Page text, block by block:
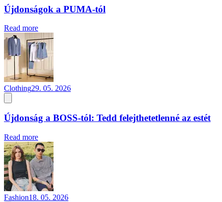
Újdonságok a PUMA-tól
Read more
Clothing29. 05. 2026
Újdonság a BOSS-tól: Tedd felejthetetlenné az estét
Read more
Fashion18. 05. 2026